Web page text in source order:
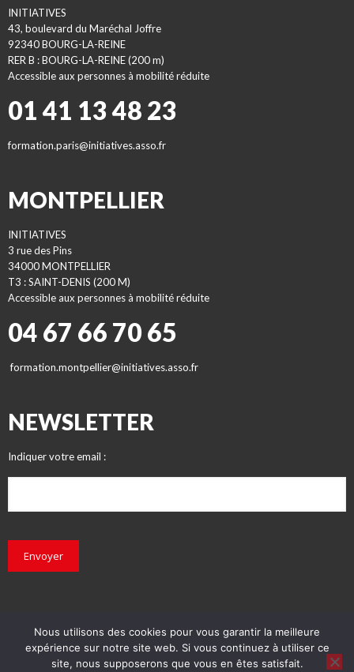
INITIATIVES
43, boulevard du Maréchal Joffre
92340 BOURG-LA-REINE
RER B : BOURG-LA-REINE (200 m)
Accessible aux personnes à mobilité réduite
01 41 13 48 23
formation.paris@initiatives.asso.fr
MONTPELLIER
INITIATIVES
3 rue des Pins
34000 MONTPELLIER
T3 : SAINT-DENIS (200 M)
Accessible aux personnes à mobilité réduite
04 67 66 70 65
formation.montpellier@initiatives.asso.fr
NEWSLETTER
Indiquer votre email :
Envoyer
© INITIATIVES 2018 - Tous droits réservés
Nous utilisons des cookies pour vous garantir la meilleure
expérience sur notre site web. Si vous continuez à utiliser ce
site, nous supposerons que vous en êtes satisfait.